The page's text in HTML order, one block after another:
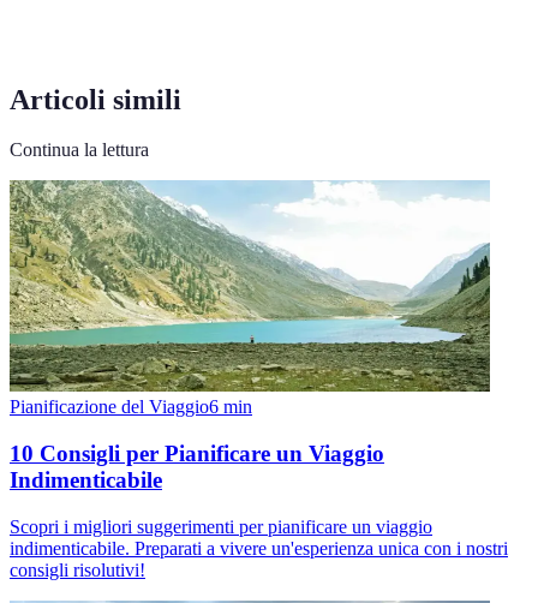
Articoli simili
Continua la lettura
Pianificazione del Viaggio6 min
10 Consigli per Pianificare un Viaggio
Indimenticabile
Scopri i migliori suggerimenti per pianificare un viaggio
indimenticabile. Preparati a vivere un'esperienza unica con i nostri
consigli risolutivi!